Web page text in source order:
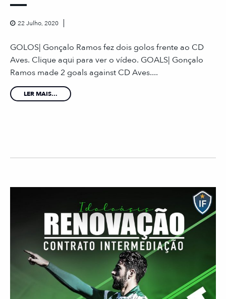
22 Julho, 2020
GOLOS| Gonçalo Ramos fez dois golos frente ao CD
Aves. Clique aqui para ver o vídeo. GOALS| Gonçalo
Ramos made 2 goals against CD Aves....
LER MAIS...